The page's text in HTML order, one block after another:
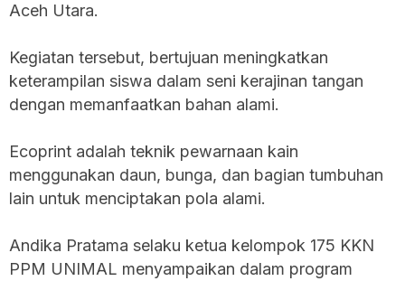
Aceh Utara.
Kegiatan tersebut, bertujuan meningkatkan
keterampilan siswa dalam seni kerajinan tangan
dengan memanfaatkan bahan alami.
Ecoprint adalah teknik pewarnaan kain
menggunakan daun, bunga, dan bagian tumbuhan
lain untuk menciptakan pola alami.
Andika Pratama selaku ketua kelompok 175 KKN
PPM UNIMAL menyampaikan dalam program